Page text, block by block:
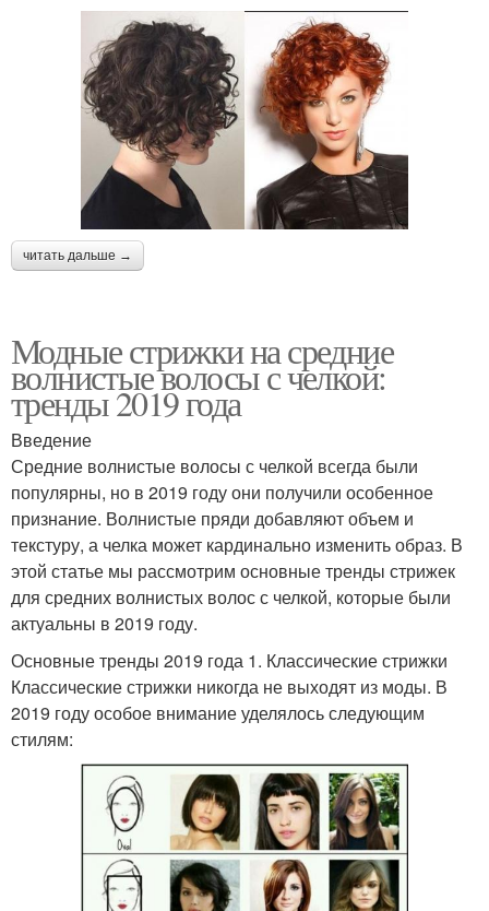
читать дальше →
Модные стрижки на средние
волнистые волосы с челкой:
тренды 2019 года
Введение
Средние волнистые волосы с челкой всегда были
популярны, но в 2019 году они получили особенное
признание. Волнистые пряди добавляют объем и
текстуру, а челка может кардинально изменить образ. В
этой статье мы рассмотрим основные тренды стрижек
для средних волнистых волос с челкой, которые были
актуальны в 2019 году.
Основные тренды 2019 года 1. Классические стрижки
Классические стрижки никогда не выходят из моды. В
2019 году особое внимание уделялось следующим
стилям: